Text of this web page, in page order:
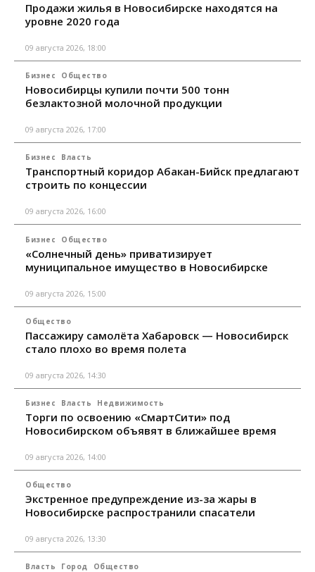
Продажи жилья в Новосибирске находятся на
уровне 2020 года
09 августа 2026, 18:00
Бизнес Общество
Новосибирцы купили почти 500 тонн
безлактозной молочной продукции
09 августа 2026, 17:00
Бизнес Власть
Транспортный коридор Абакан-Бийск предлагают
строить по концессии
09 августа 2026, 16:00
Бизнес Общество
«Солнечный день» приватизирует
муниципальное имущество в Новосибирске
09 августа 2026, 15:00
Общество
Пассажиру самолёта Хабаровск — Новосибирск
стало плохо во время полета
09 августа 2026, 14:30
Бизнес Власть Недвижимость
Торги по освоению «СмартСити» под
Новосибирском объявят в ближайшее время
09 августа 2026, 14:00
Общество
Экстренное предупреждение из-за жары в
Новосибирске распространили спасатели
09 августа 2026, 13:30
Власть Город Общество